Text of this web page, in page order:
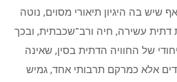
שיש בה היגיון תיאורי מסוים, נוטה
עשירה, חיה ורב־שכבתית, ובכך
של החוויה הדתית בסין, שאינה
אלא כמרקם תרבותי אחד, גמיש